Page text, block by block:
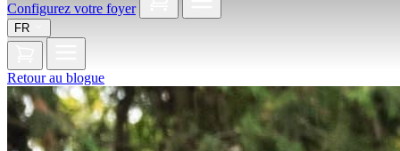
Configurez votre foyer
FR
Retour au blogue